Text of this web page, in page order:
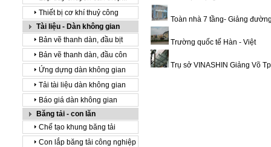
Thiết bị cơ khí thuỷ công
Tài liệu - Dàn không gian
Bản vẽ thanh dàn, đầu bịt
Bản vẽ thanh dàn, đầu côn
Ứng dựng dàn không gian
Tải tài liệu dàn không gian
Báo giá dàn không gian
Băng tải - con lăn
Chế tạo khung băng tải
Con lắp băng tải công nghiệp
Toàn nhà 7 tầng- Giảng
Trường quốc tế Hàn - Việt
Trụ sở VINASHIN Giảng Võ